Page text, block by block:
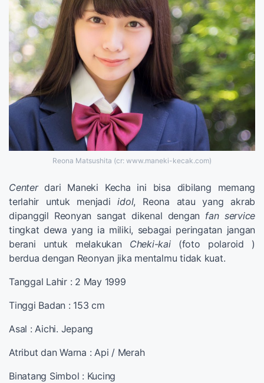
Reona Matsushita (cr: www.maneki-kecak.com)
Centerdari Maneki Kecha ini bisa dibilang memang
terlahir untuk menjadiidol, Reona atau yang akrab
dipanggil Reonyan sangat dikenal dengan fan service
tingkat dewa yang ia miliki, sebagai peringatan jangan
berani untuk melakukan Cheki-kai(foto polaroid )
berdua dengan Reonyan jika mentalmu tidak kuat.
Tanggal Lahir : 2 May 1999
Tinggi Badan : 153 cm
Asal : Aichi. Jepang
Atribut dan Warna : Api / Merah
Binatang Simbol : Kucing